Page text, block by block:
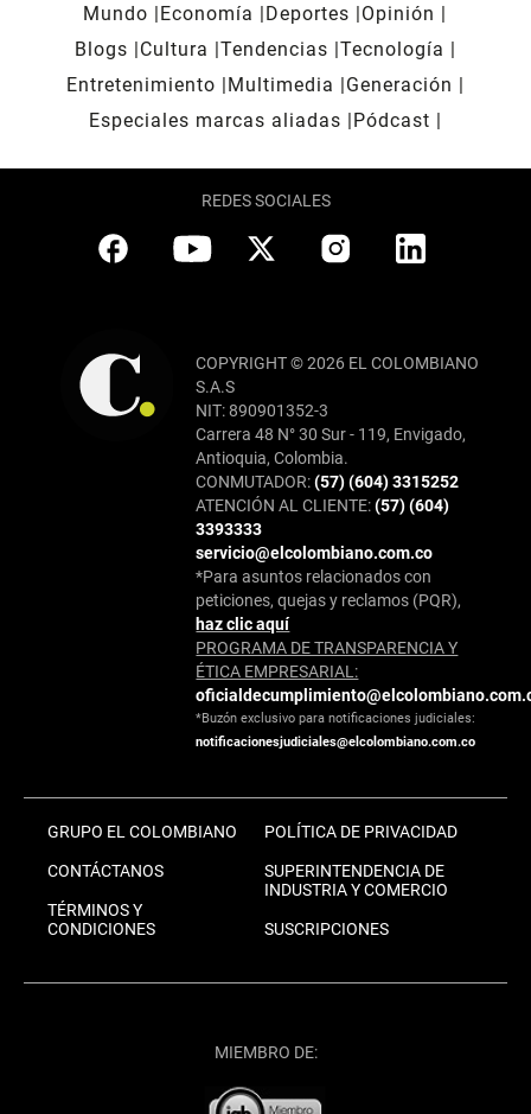
Mundo Economía Deportes
Opinión
Blogs
Cultura Tendencias Tecnología
Entretenimiento
Multimedia
Generación
Especiales marcas aliadas
Pódcast
REDES SOCIALES
COPYRIGHT © 2026 EL COLOMBIANO
S.A.S
NIT: 890901352-3
Carrera 48 N° 30 Sur - 119, Envigado,
Antioquia, Colombia.
CONMUTADOR:(57) (604) 3315252
ATENCIÓN AL CLIENTE:(57) (604)
3393333
servicio@elcolombiano.com.co
*Para asuntos relacionados con
peticiones, quejas y reclamos (PQR),
haz clic aquí
PROGRAMA DE TRANSPARENCIA Y
ÉTICA EMPRESARIAL:
*Buzón exclusivo para notificaciones judiciales:
notificacionesjudiciales@elcolombiano.com.co
GRUPO EL COLOMBIANO
CONTÁCTANOS
TÉRMINOS Y
CONDICIONES
POLÍTICA DE PRIVACIDAD
SUPERINTENDENCIA DE
INDUSTRIA Y COMERCIO
SUSCRIPCIONES
MIEMBRO DE: